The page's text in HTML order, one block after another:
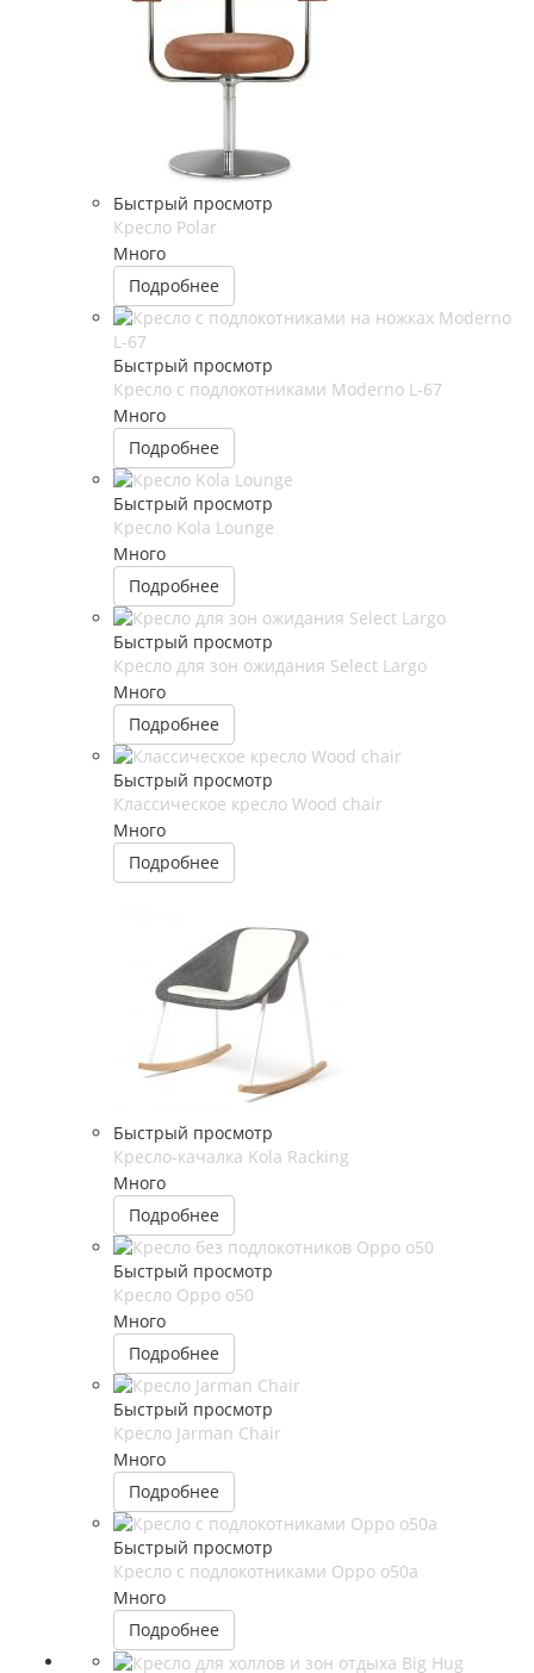
Быстрый просмотр
Кресло Polar
Много
Подробнее
Быстрый просмотр
Кресло c подлокотниками Moderno L-67
Много
Подробнее
Быстрый просмотр
Кресло Kola Lounge
Много
Подробнее
Быстрый просмотр
Кресло для зон ожидания Select Largo
Много
Подробнее
Быстрый просмотр
Классическое кресло Wood chair
Много
Подробнее
Быстрый просмотр
Кресло-качалка Kola Racking
Много
Подробнее
Быстрый просмотр
Кресло Oppo o50
Много
Подробнее
Быстрый просмотр
Кресло Jarman Chair
Много
Подробнее
Быстрый просмотр
Кресло с подлокотниками Oppo o50a
Много
Подробнее